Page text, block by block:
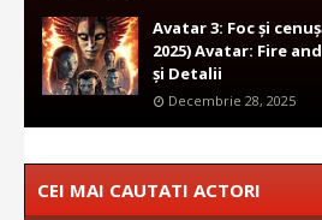
Avatar 3: Foc și
2025) Avatar: Fire
și Detalii
Decembrie 28, 2025
CEI MAI CAUTATI ACTORI